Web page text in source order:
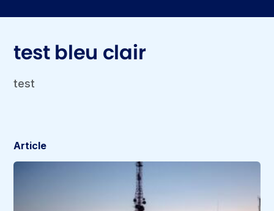
test bleu clair
test
Article